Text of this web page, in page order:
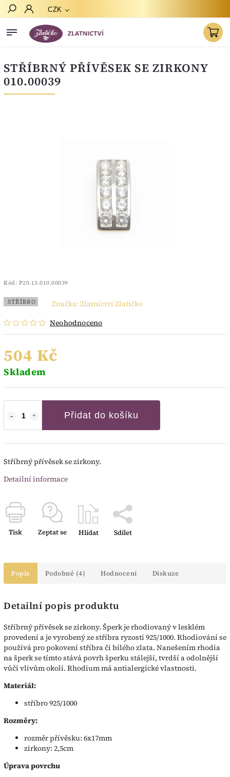
CZK
STŘÍBRNÝ PŘÍVĚSEK SE ZIRKONY
010.00039
Kód: P20.13.010.00039
STŘÍBRO
Neohodnoceno
Značka: Zlatnictví Zlatíčko
504 Kč
Skladem
Přidat do košíku
Stříbrný přívěsek se zirkony.
Detailní informace
Tisk Zeptat se Hlídat Sdílet
Popis Podobné (4) Hodnocení Diskuze
Detailní popis produktu
Stříbrný přívěsek se zirkony. Šperk je rhodiovaný v lesklém
provedení a je vyrobený ze stříbra ryzosti 925/1000. Rhodiování se
používá pro pokovení stříbra či bílého zlata. Nanešením rhodia
na šperk se tímto stává povrh šperku stálejší, tvrdší a odolnější
vůči vlivům okolí. Rhodium má antialergické vlastnosti.
Materiál:
stříbro 925/1000
Rozměry:
rozměr přívěsku: 6x17mm
zirkony: 2,5cm
Úprava povrchu